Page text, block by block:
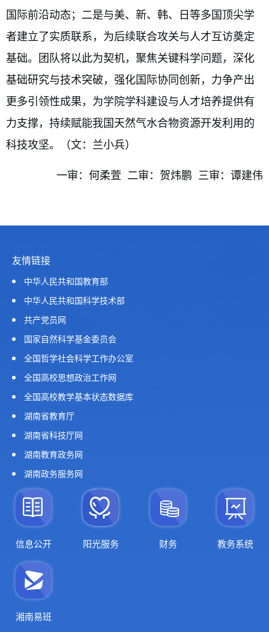
国际前沿动态；二是与美、新、韩、日等多国顶尖学
者建立了实质联系，为后续联合攻关与人才互访奠定
基础。团队将以此为契机，聚焦关键科学问题，深化
基础研究与技术突破，强化国际协同创新，力争产出
更多引领性成果，为学院学科建设与人才培养提供有
力支撑，持续赋能我国天然气水合物资源开发利用的
科技攻坚。
（文： 兰小兵）
一审：何柔萱 二审：贺炜鹏 三审：谭建伟
友情链接
中华人民共和国教育部
中华人民共和国科学技术部
共产党员网
国家自然科学基金委员会
全国哲学社会科学工作办公室
全国高校思想政治工作网
全国高校教学基本状态数据库
湖南省教育厅
湖南省科技厅网
湖南教育政务网
湖南政务服务网
信息公开 阳光服务 财务 教务系统
湘南易班